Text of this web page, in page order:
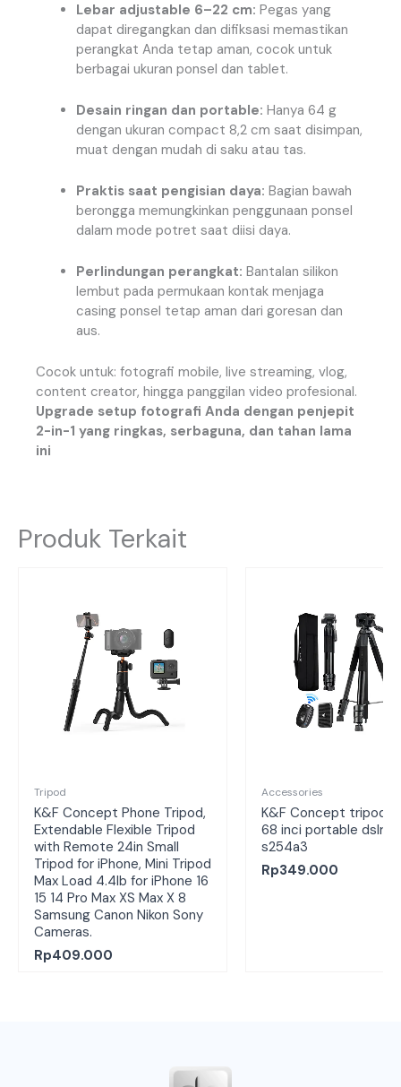
Lebar adjustable 6–22 cm: Pegas yang
dapat diregangkan dan difiksasi memastikan
perangkat Anda tetap aman, cocok untuk
berbagai ukuran ponsel dan tablet.
Desain ringan dan portable: Hanya 64 g
dengan ukuran compact 8,2 cm saat disimpan,
muat dengan mudah di saku atau tas.
Praktis saat pengisian daya: Bagian bawah
berongga memungkinkan penggunaan ponsel
dalam mode potret saat diisi daya.
Perlindungan perangkat: Bantalan silikon
lembut pada permukaan kontak menjaga
casing ponsel tetap aman dari goresan dan
aus.
Cocok untuk: fotografi mobile, live streaming, vlog,
content creator, hingga panggilan video profesional.
Upgrade setup fotografi Anda dengan penjepit
2-in-1 yang ringkas, serbaguna, dan tahan lama
ini
Produk Terkait
Tripod
K&F Concept Phone Tripod,
Extendable Flexible Tripod
with Remote 24in Small
Tripod for iPhone, Mini Tripod
Max Load 4.4lb for iPhone 16
15 14 Pro Max XS Max X 8
Samsung Canon Nikon Sony
Cameras.
Rp409.000
Accessories
K&F Concept tripod
68 inci portable dslr
s254a3
Rp349.000